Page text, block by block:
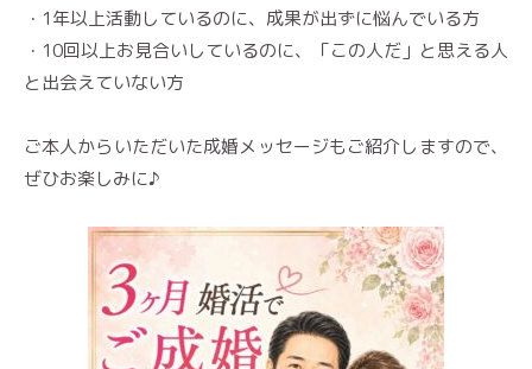
・1年以上活動しているのに、成果が出ずに悩んでいる方
・10回以上お見合いしているのに、「この人だ」と思える人
と出会えていない方
ご本人からいただいた成婚メッセージもご紹介しますので、
ぜひお楽しみに♪